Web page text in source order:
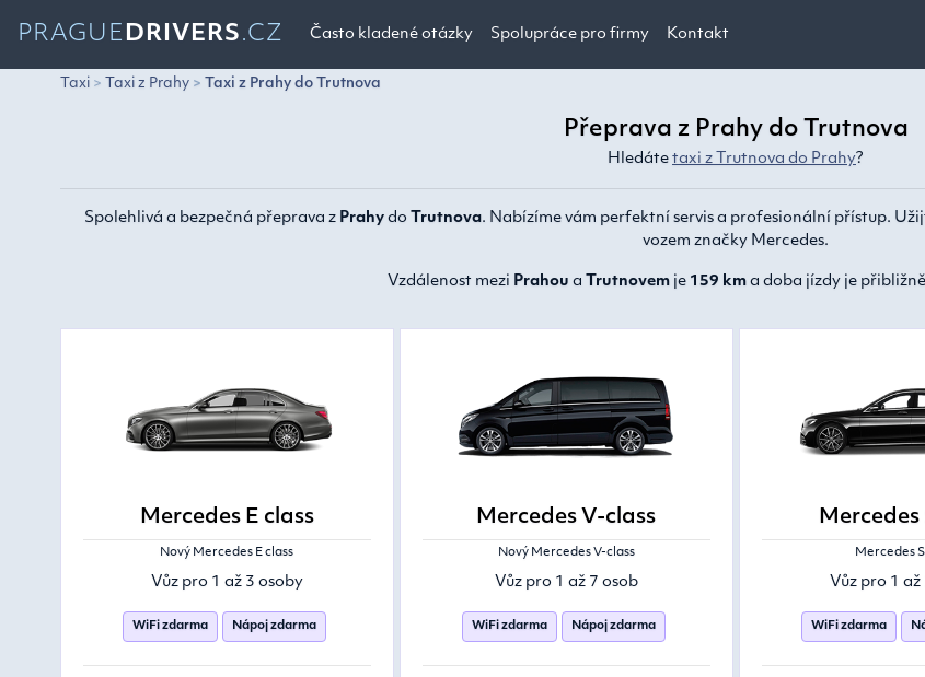
PRAGUE DRIVERS.CZ Často kladené otázky Spolupráce pro firmy Kontakt
Taxi Taxi z Prahy Taxi z Prahy do Trutnova
Přeprava z Prahy do Trutnova
Hledáte taxi z Trutnova do Prahy?
Spolehlivá a bezpečná přeprava z Prahydo Trutnova. Nabízíme vám perfektní servis a profesionální přístup.
vozem značky Mercedes.
Vzdálenost mezi Prahou a Trutnovemje 159 kma doba jízdy je přibližně
Mercedes E class
Nový Mercedes E class
Vůz pro 1 až 3 osoby
WiFi zdarma Nápoj zdarma
Mercedes V-class
Nový Mercedes V-class
Vůz pro 1 až 7 osob
WiFi zdarma Nápoj zdarma
Mercedes
Mercedes
Vůz pro 1 až
WiFi zdarma